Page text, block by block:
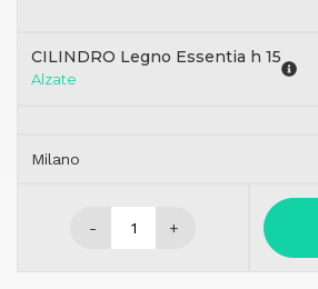
CILINDRO Legno Essentia h 15
Alzate
Milano
- +